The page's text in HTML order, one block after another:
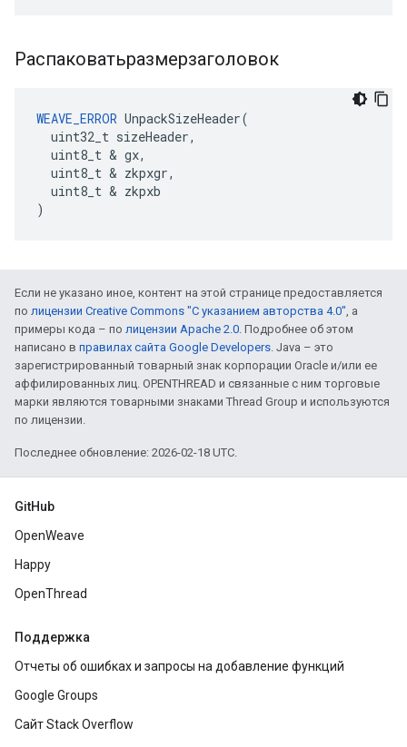
Распаковатьразмерзаголовок
WEAVE_ERROR UnpackSizeHeader(
  uint32_t sizeHeader,
  uint8_t & gx,
  uint8_t & zkpxgr,
  uint8_t & zkpxb
)
Если не указано иное, контент на этой странице предоставляется
по лицензии Creative Commons "С указанием авторства 4.0", а
примеры кода – по лицензии Apache 2.0. Подробнее об этом
написано в правилах сайта Google Developers. Java – это
зарегистрированный товарный знак корпорации Oracle и/или ее
аффилированных лиц. OPENTHREAD и связанные с ним торговые
марки являются товарными знаками Thread Group и используются
по лицензии.
Последнее обновление: 2026-02-18 UTC.
GitHub
OpenWeave
Happy
OpenThread
Поддержка
Отчеты об ошибках и запросы на добавление функций
Google Groups
Сайт Stack Overflow